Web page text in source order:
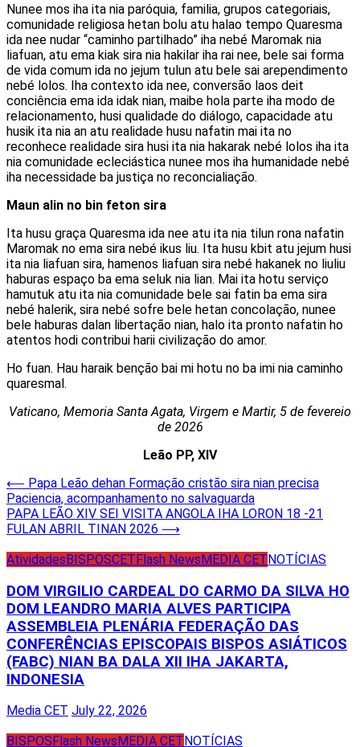
Nunee mos iha ita nia paróquia, familia, grupos categoriais,
comunidade religiosa hetan bolu atu halao tempo Quaresma
ida nee nudar “caminho partilhado” iha nebé Maromak nia
liafuan, atu ema kiak sira nia hakilar iha rai nee, bele sai forma
de vida comum ida no jejum tulun atu bele sai arependimento
nebé lolos. Iha contexto ida nee, conversão laos deit
conciência ema ida idak nian, maibe hola parte iha modo de
relacionamento, husi qualidade do diálogo, capacidade atu
husik ita nia an atu realidade husu nafatin mai ita no
reconhece realidade sira husi ita nia hakarak nebé lolos iha ita
nia comunidade ecleciástica nunee mos iha humanidade nebé
iha necessidade ba justiça no reconcialiação.
Maun alin no bin feton sira
Ita husu graça Quaresma ida nee atu ita nia tilun rona nafatin
Maromak no ema sira nebé ikus liu. Ita husu kbit atu jejum husi
ita nia liafuan sira, hamenos liafuan sira nebé hakanek no liuliu
haburas espaço ba ema seluk nia lian. Mai ita hotu serviço
hamutuk atu ita nia comunidade bele sai fatin ba ema sira
nebé halerik, sira nebé sofre bele hetan concolação, nunee
bele haburas dalan libertação nian, halo ita pronto nafatin ho
atentos hodi contribui harii civilização do amor.
Ho fuan. Hau haraik benção bai mi hotu no ba imi nia caminho
quaresmal.
Vaticano, Memoria Santa Agata, Virgem e Martir, 5 de fevereio
de 2026
Leão PP, XIV
Post
navigation
⟵ Papa Leão dehan Formação cristão sira nian precisa
Paciencia, acompanhamento no salvaguarda
PAPA LEÃO XIV SEI VISITA ANGOLA IHA LORON 18 -21
FULAN ABRIL TINAN 2026 ⟶
AtividadesBISPOSCETFlash NewsMEDIA CETNOTÍCIAS
DOM VIRGILIO CARDEAL DO CARMO DA SILVA HO
DOM LEANDRO MARIA ALVES PARTICIPA
ASSEMBLEIA PLENÁRIA FEDERAÇÃO DAS
CONFERÊNCIAS EPISCOPAIS BISPOS ASIÁTICOS
(FABC) NIAN BA DALA XII IHA JAKARTA,
INDONESIA
Media CET July 22, 2026
BISPOS Flash News MEDIA CET NOTÍCIAS